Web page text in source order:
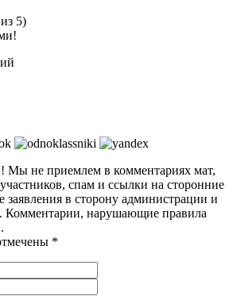
5)
Мы не приемлем в комментариях мат,
спам и ссылки на сторонние
заявления в сторону администрации и
Комментарии, нарушающие правила
*